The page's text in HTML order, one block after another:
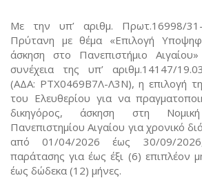
Mε την υπ’ αριθμ. Πρωτ.16998/
Πρύτανη με θέμα «Επιλογή
άσκηση στο Πανεπιστήμιο
συνέχεια της υπ’ αριθμ.14147/
(ΑΔΑ: ΡΤΧ0469Β7Λ-Λ3Ν), η επιλογή
του Ελευθερίου για να
δικηγόρος, άσκηση στη
Πανεπιστημίου Αιγαίου για χρονικό
από 01/04/2026 έως 30/09/
παράτασης για έως έξι (6) επιπλέον
έως δώδεκα (12) μήνες.